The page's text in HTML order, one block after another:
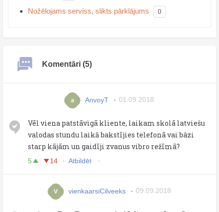
Nožēlojams serviss, slikts pārklājums 0
Komentāri (5)
а АnvoyT 01.09.2018
Vēl viena patstāvìgā kliente, laikam skolā latviešu
valodas stundu laikă bakstījies telefonā vai bâzi
starp kājām un gaidīji zvanus vibro režīmā?
5 14 Atbildēt
V vienkaarsiCilveeks 09.09.2018